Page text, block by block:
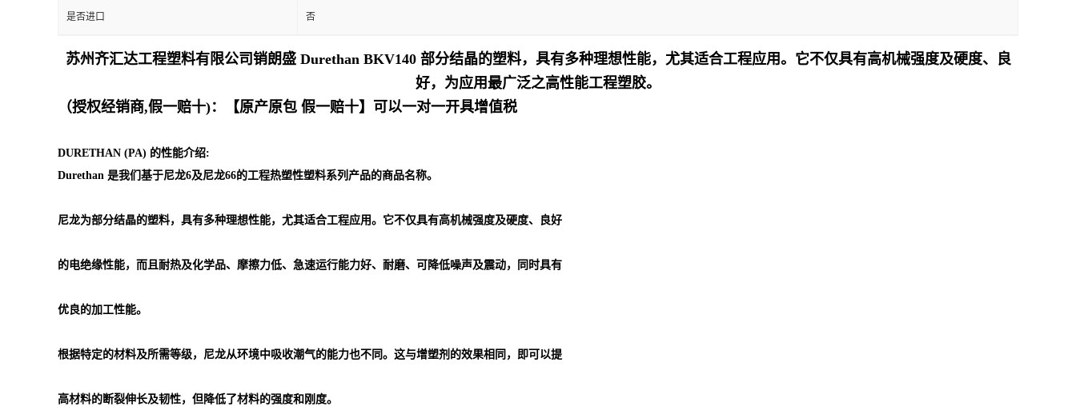
是否进口 否
苏州齐汇达工程塑料有限公司销朗盛 Durethan BKV140 部分结晶的塑料，具有多种理想性能，尤其适合工程应用。它不仅具有高机械强度及硬度、良
好，为应用最广泛之高性能工程塑胶。
（授权经销商,假一赔十)：【原产原包 假一赔十】可以一对一开具增值税
DURETHAN (PA) 的性能介绍:
Durethan 是我们基于尼龙6及尼龙66的工程热塑性塑料系列产品的商品名称。
尼龙为部分结晶的塑料，具有多种理想性能，尤其适合工程应用。它不仅具有高机械强度及硬度、良好
的电绝缘性能，而且耐热及化学品、摩擦力低、急速运行能力好、耐磨、可降低噪声及震动，同时具有
优良的加工性能。
根据特定的材料及所需等级，尼龙从环境中吸收潮气的能力也不同。这与增塑剂的效果相同，即可以提
高材料的断裂伸长及韧性，但降低了材料的强度和刚度。